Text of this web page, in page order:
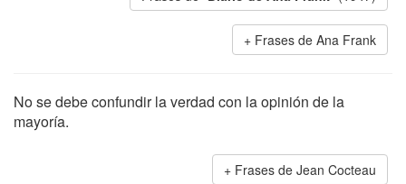
Frases de Ana Frank
No se debe confundir la verdad con la opinión de la
mayoría.
Frases de Jean Cocteau